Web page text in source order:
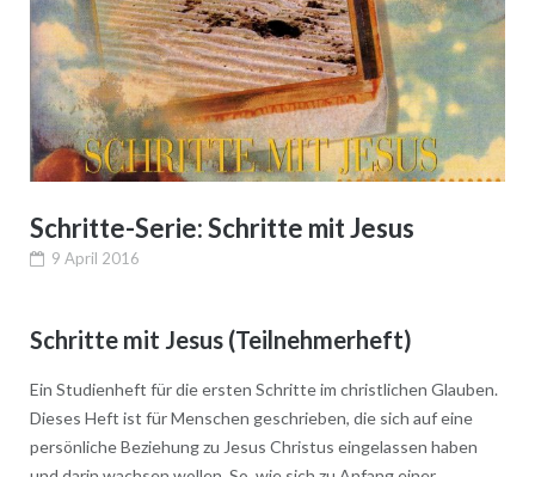
Schritte-Serie: Schritte mit Jesus
9 April 2016
Schritte mit Jesus (Teilnehmerheft)
Ein Studienheft für die ersten Schritte im christlichen Glauben.
Dieses Heft ist für Menschen geschrieben, die sich auf eine
persönliche Beziehung zu Jesus Christus eingelassen haben